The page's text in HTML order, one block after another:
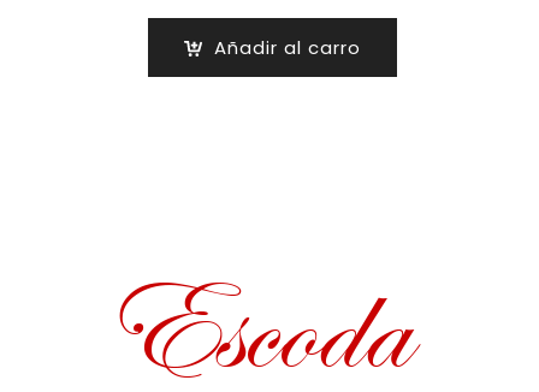
precios:
desde
Añadir al carro